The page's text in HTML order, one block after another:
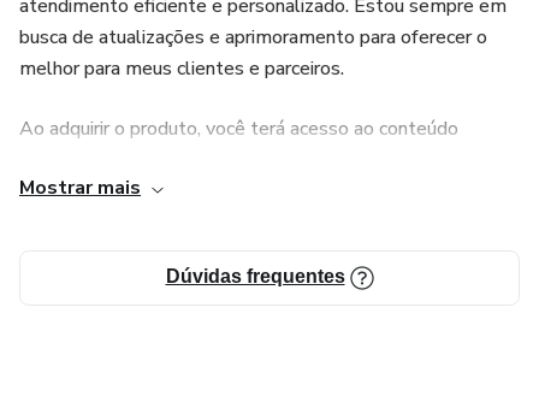
atendimento eficiente e personalizado. Estou sempre em
busca de atualizações e aprimoramento para oferecer o
melhor para meus clientes e parceiros.
Ao adquirir o produto, você terá acesso ao conteúdo
estou sempre à disposição para atendê-lo da melhor
Mostrar mais
Dúvidas frequentes